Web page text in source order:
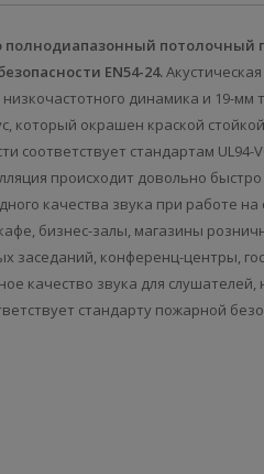
полнодиапазонный
EN54-24.
динамика и 19-
который окрашен краской
соответствует стандартам UL94-
происходит довольно
качества звука при работе
бизнес-залы, магазины
заседаний, конференц-центры,
качество звука для слушателей,
стандарту пожарной